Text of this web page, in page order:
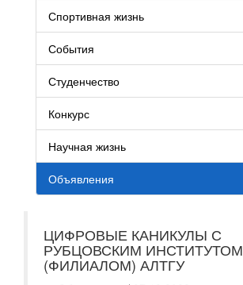
Спортивная жизнь
События
Студенчество
Конкурс
Научная жизнь
Объявления
ЦИФРОВЫЕ КАНИКУЛЫ С
РУБЦОВСКИМ ИНСТИТУТОМ
(ФИЛИАЛОМ) АЛТГУ